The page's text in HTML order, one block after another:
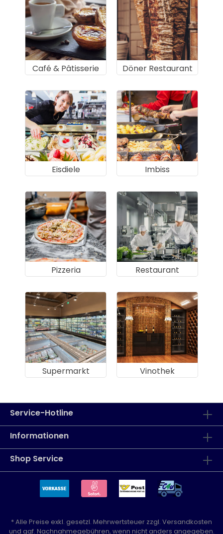
Café & Pâtisserie Döner Restaurant
Eisdiele Imbiss
Pizzeria Restaurant
Supermarkt Vinothek
Service-Hotline
Informationen
Shop Service
* Alle Preise exkl. gesetzl. Mehrwertsteuer zzgl. Versandkosten
und ggf. Nachnahmegebühren, wenn nicht anders angegeben.